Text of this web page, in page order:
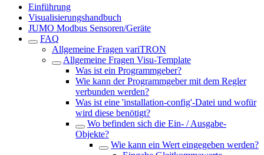
Einführung
Visualisierungshandbuch
JUMO Modbus Sensoren/Geräte
FAQ
Allgemeine Fragen variTRON
Allgemeine Fragen Visu-Template
Was ist ein Programmgeber?
Wie kann der Programmgeber mit dem Regler
verbunden werden?
Was ist eine 'installation-config'-Datei und wofür
wird diese benötigt?
Wo befinden sich die Ein- / Ausgabe-
Objekte?
Wie kann ein Wert eingegeben werden?